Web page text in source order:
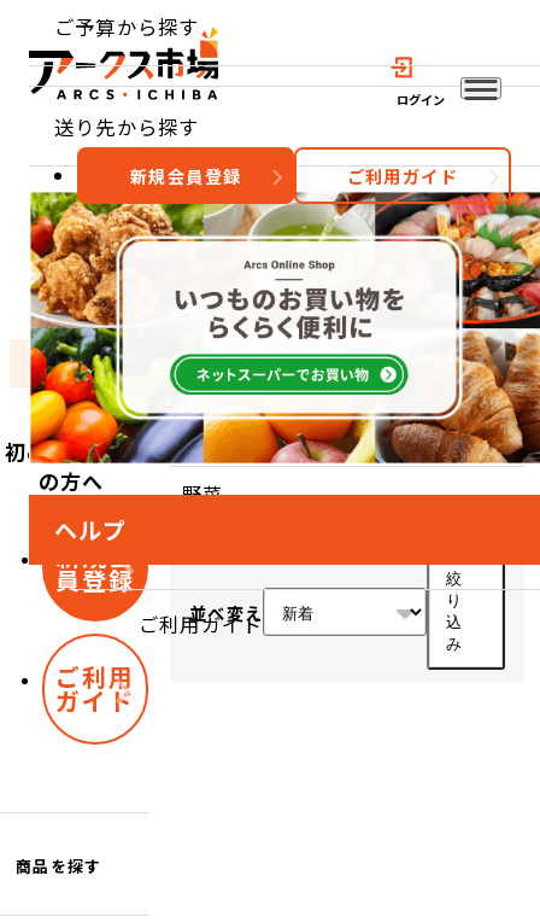
ログイン
ご予算から探す
送り先から探す
ヘルプ
ご利用ガイド
新規会員登録 ご利用ガイド
おすすめ 特集 カテゴリー
カテゴリーから探す 野菜 野菜
初めてご利用
の方へ
新規会
員登録
ご利用
ガイド
商品を探す
野菜
並べ変え
絞
り
込
み